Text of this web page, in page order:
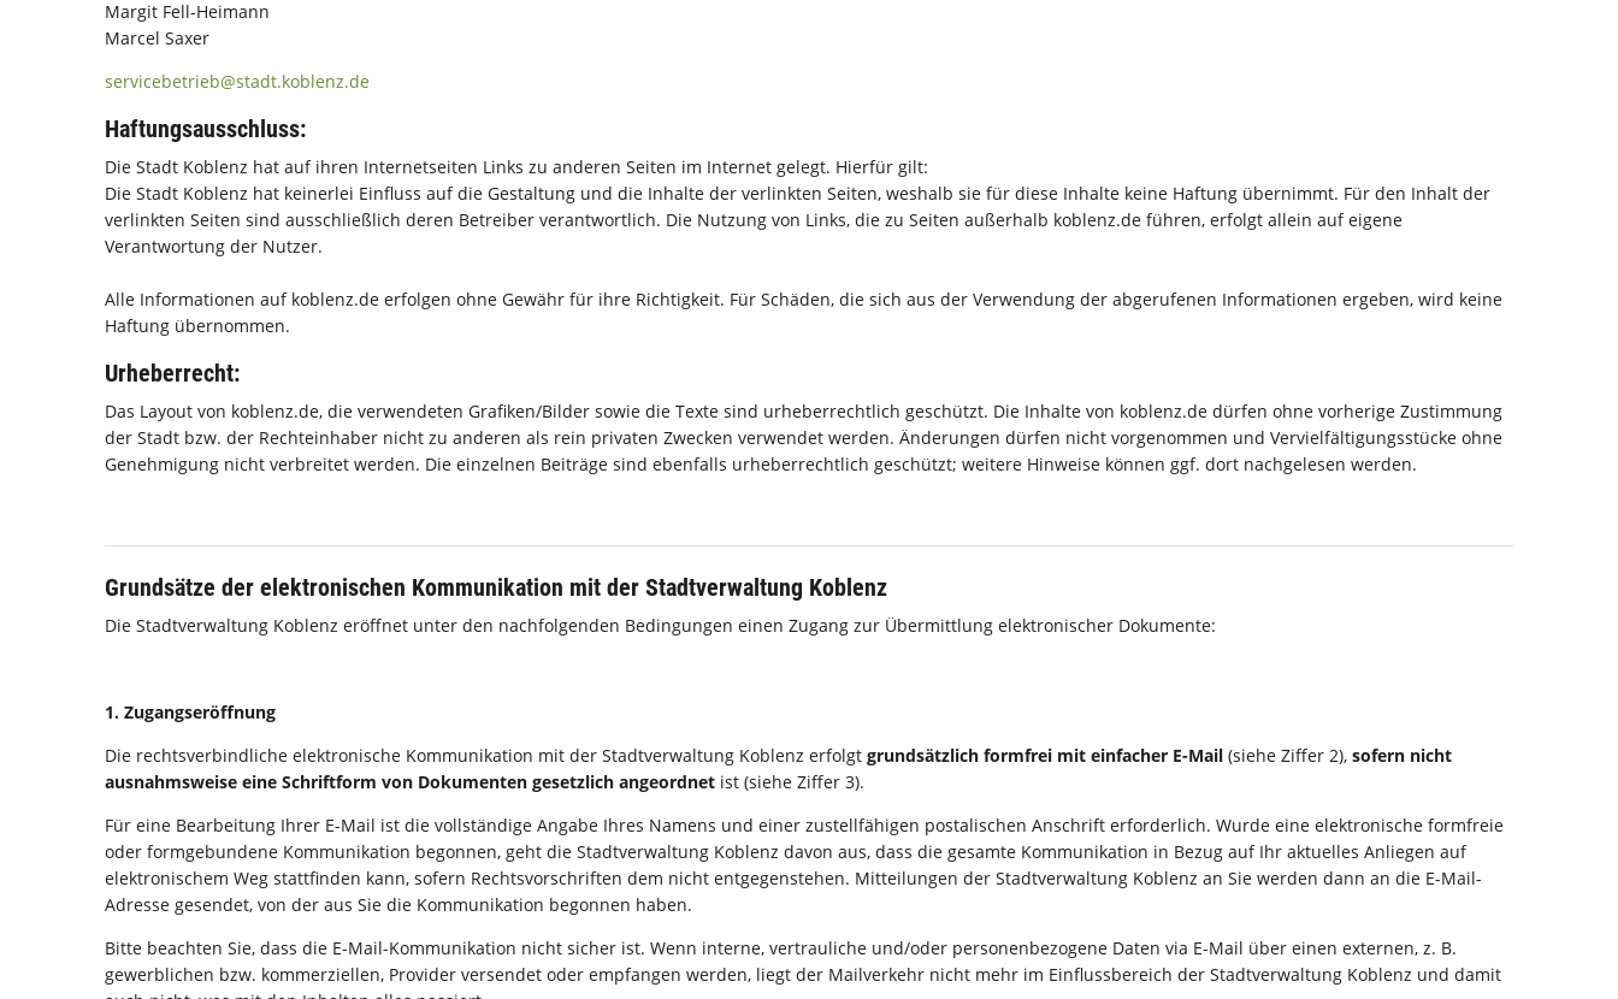
Margit Fell-Heimann
Marcel Saxer
servicebetrieb@stadt.koblenz.de
Haftungsausschluss:
Die Stadt Koblenz hat auf ihren Internetseiten Links zu anderen Seiten im Internet gelegt. Hierfür gilt:
Die Stadt Koblenz hat keinerlei Einfluss auf die Gestaltung und die Inhalte der verlinkten Seiten, weshalb sie für diese Inhalte keine Haftung übernimmt. Für den Inhalt der
verlinkten Seiten sind ausschließlich deren Betreiber verantwortlich. Die Nutzung von Links, die zu Seiten außerhalb koblenz.de führen, erfolgt allein auf eigene
Verantwortung der Nutzer.
Alle Informationen auf koblenz.de erfolgen ohne Gewähr für ihre Richtigkeit. Für Schäden, die sich aus der Verwendung der abgerufenen Informationen ergeben, wird keine
Haftung übernommen.
Urheberrecht:
Das Layout von koblenz.de, die verwendeten Grafiken/Bilder sowie die Texte sind urheberrechtlich geschützt. Die Inhalte von koblenz.de dürfen ohne vorherige Zustimmung
der Stadt bzw. der Rechteinhaber nicht zu anderen als rein privaten Zwecken verwendet werden. Änderungen dürfen nicht vorgenommen und Vervielfältigungsstücke ohne
Genehmigung nicht verbreitet werden. Die einzelnen Beiträge sind ebenfalls urheberrechtlich geschützt; weitere Hinweise können ggf. dort nachgelesen werden.
Grundsätze der elektronischen Kommunikation mit der Stadtverwaltung Koblenz
Die Stadtverwaltung Koblenz eröffnet unter den nachfolgenden Bedingungen einen Zugang zur Übermittlung elektronischer Dokumente:
1. Zugangseröffnung
Die rechtsverbindliche elektronische Kommunikation mit der Stadtverwaltung Koblenz erfolgt grundsätzlich formfrei mit einfacher E-Mail (siehe Ziffer 2), sofern nicht
ausnahmsweise eine Schriftform von Dokumenten gesetzlich angeordnet ist (siehe Ziffer 3).
Für eine Bearbeitung Ihrer E-Mail ist die vollständige Angabe Ihres Namens und einer zustellfähigen postalischen Anschrift erforderlich. Wurde eine elektronische formfreie
oder formgebundene Kommunikation begonnen, geht die Stadtverwaltung Koblenz davon aus, dass die gesamte Kommunikation in Bezug auf Ihr aktuelles Anliegen auf
elektronischem Weg stattfinden kann, sofern Rechtsvorschriften dem nicht entgegenstehen. Mitteilungen der Stadtverwaltung Koblenz an Sie werden dann an die E-Mail-
Adresse gesendet, von der aus Sie die Kommunikation begonnen haben.
Bitte beachten Sie, dass die E-Mail-Kommunikation nicht sicher ist. Wenn interne, vertrauliche und/oder personenbezogene Daten via E-Mail über einen externen, z. B.
gewerblichen bzw. kommerziellen, Provider versendet oder empfangen werden, liegt der Mailverkehr nicht mehr im Einflussbereich der Stadtverwaltung Koblenz und damit